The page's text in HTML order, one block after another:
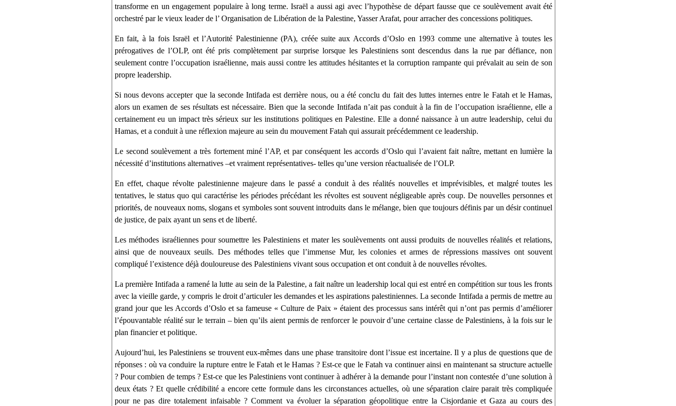
transforme en un engagement populaire à long terme. Israël a aussi agi avec l’hypothèse de départ fausse que ce soulèvement avait été
orchestré par le vieux leader de l’ Organisation de Libération de la Palestine, Yasser Arafat, pour arracher des concessions politiques.
En fait, à la fois Israël et l’Autorité Palestinienne (PA), créée suite aux Accords d’Oslo en 1993 comme une alternative à toutes les
prérogatives de l’OLP, ont été pris complètement par surprise lorsque les Palestiniens sont descendus dans la rue par défiance, non
seulement contre l’occupation israélienne, mais aussi contre les attitudes hésitantes et la corruption rampante qui prévalait au sein de son
propre leadership.
Si nous devons accepter que la seconde Intifada est derrière nous, ou a été conclu du fait des luttes internes entre le Fatah et le Hamas,
alors un examen de ses résultats est nécessaire. Bien que la seconde Intifada n’ait pas conduit à la fin de l’occupation israélienne, elle a
certainement eu un impact très sérieux sur les institutions politiques en Palestine. Elle a donné naissance à un autre leadership, celui du
Hamas, et a conduit à une réflexion majeure au sein du mouvement Fatah qui assurait précédemment ce leadership.
Le second soulèvement a très fortement miné l’AP, et par conséquent les accords d’Oslo qui l’avaient fait naître, mettant en lumière la
nécessité d’institutions alternatives –et vraiment représentatives- telles qu’une version réactualisée de l’OLP.
En effet, chaque révolte palestinienne majeure dans le passé a conduit à des réalités nouvelles et imprévisibles, et malgré toutes les
tentatives, le status quo qui caractérise les périodes précédant les révoltes est souvent négligeable après coup. De nouvelles personnes et
priorités, de nouveaux noms, slogans et symboles sont souvent introduits dans le mélange, bien que toujours définis par un désir continuel
de justice, de paix ayant un sens et de liberté.
Les méthodes israéliennes pour soumettre les Palestiniens et mater les soulèvements ont aussi produits de nouvelles réalités et relations,
ainsi que de nouveaux seuils. Des méthodes telles que l’immense Mur, les colonies et armes de répressions massives ont souvent
compliqué l’existence déjà douloureuse des Palestiniens vivant sous occupation et ont conduit à de nouvelles révoltes.
La première Intifada a ramené la lutte au sein de la Palestine, a fait naître un leadership local qui est entré en compétition sur tous les fronts
avec la vieille garde, y compris le droit d’articuler les demandes et les aspirations palestiniennes. La seconde Intifada a permis de mettre au
grand jour que les Accords d’Oslo et sa fameuse « Culture de Paix » étaient des processus sans intérêt qui n’ont pas permis d’améliorer
l’épouvantable réalité sur le terrain – bien qu’ils aient permis de renforcer le pouvoir d’une certaine classe de Palestiniens, à la fois sur le
plan financier et politique.
Aujourd’hui, les Palestiniens se trouvent eux-mêmes dans une phase transitoire dont l’issue est incertaine. Il y a plus de questions que de
réponses : où va conduire la rupture entre le Fatah et le Hamas ? Est-ce que le Fatah va continuer ainsi en maintenant sa structure actuelle
? Pour combien de temps ? Est-ce que les Palestiniens vont continuer à adhérer à la demande pour l’instant non contestée d’une solution à
deux états ? Et quelle crédibilité a encore cette formule dans les circonstances actuelles, où une séparation claire parait très compliquée
pour ne pas dire totalement infaisable ? Comment va évoluer la séparation géopolitique entre la Cisjordanie et Gaza au cours des